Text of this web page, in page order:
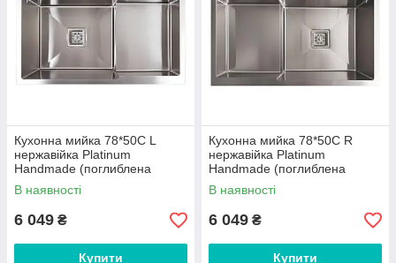
Кухонна мийка 78*50С L
нержавійка Platinum
Handmade (поглиблена
полиця, 3.0/1.0 мм)
В наявності
6 049 ₴
Купити
Кухонна мийка 78*50С R
нержавійка Platinum
Handmade (поглиблена
полиця, 3.0/1.0 мм)
В наявності
6 049 ₴
Купити